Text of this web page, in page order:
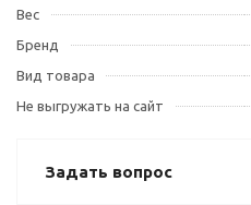
Вес
Бренд
Вид товара
Не выгружать на сайт
Задать вопрос